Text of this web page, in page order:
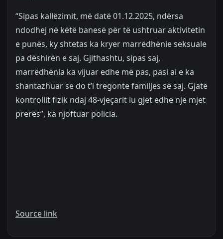
“Sipas kallëzimit, më datë 01.12.2025, ndërsa
ndodhej në këtë banesë për të ushtruar aktivitetin
e punës, ky shtetas ka kryer marrëdhënie seksuale
pa dëshirën e saj. Gjithashtu, sipas saj,
marrëdhënia ka vijuar edhe më pas, pasi ai e ka
shantazhuar se do t’i tregonte familjes së saj. Gjatë
kontrollit fizik ndaj 48-vjeçarit iu gjet edhe një mjet
prerës”, ka njoftuar policia.
Source link